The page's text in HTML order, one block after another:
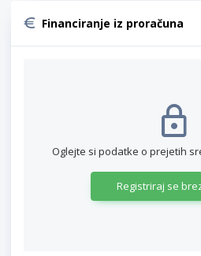
Financiranje iz proračuna
Oglejte si podatke o prejetih
Registriraj se